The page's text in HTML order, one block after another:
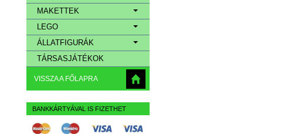
MAKETTEK
LEGO
ÁLLATFIGURÁK
TÁRSASJÁTÉKOK
VISSZA A FŐLAPRA
BANKKÁRTYÁVAL IS FIZETHET